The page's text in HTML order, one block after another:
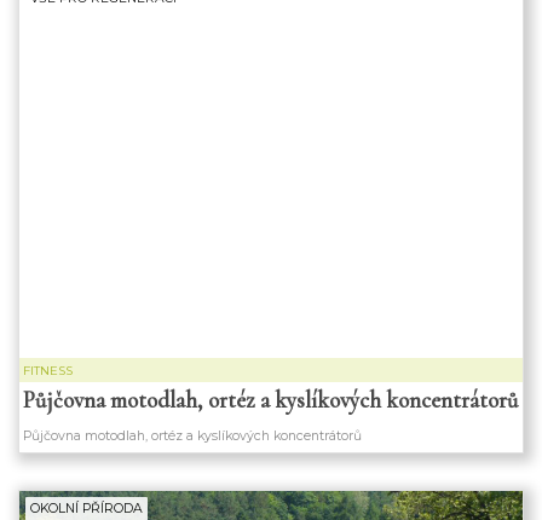
FITNESS
Půjčovna motodlah, ortéz a kyslíkových koncentrátorů
Půjčovna motodlah, ortéz a kyslíkových koncentrátorů
OKOLNÍ PŘÍRODA